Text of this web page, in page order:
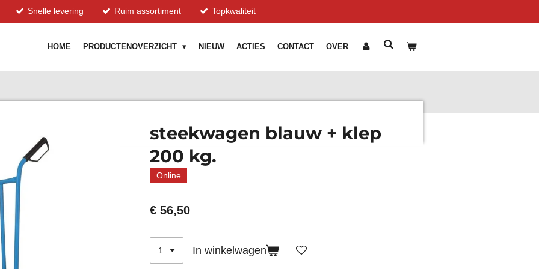
Snelle levering Ruim assortiment Topkwaliteit
HOME PRODUCTENOVERZICHT NIEUW ACTIES CONTACT OVER
steekwagen blauw + klep
200 kg.
Online
€ 56,50
In winkelwagen